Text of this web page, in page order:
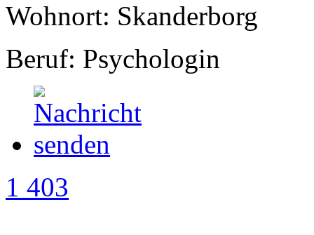
Wohnort: Skanderborg
Beruf: Psychologin
1 403